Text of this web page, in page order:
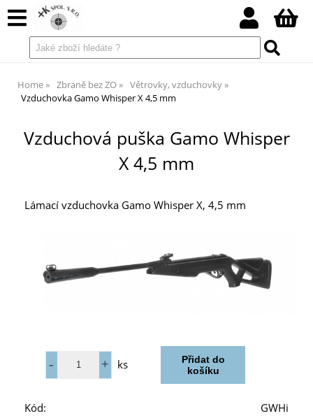
Home Zbraně bez ZO
Větrovky, vzduchovky
Vzduchovka Gamo Whisper X 4,5 mm
Vzduchová puška Gamo Whisper
X 4,5 mm
Lámací vzduchovka Gamo Whisper X, 4,5 mm
ks
Kód:
GWHi